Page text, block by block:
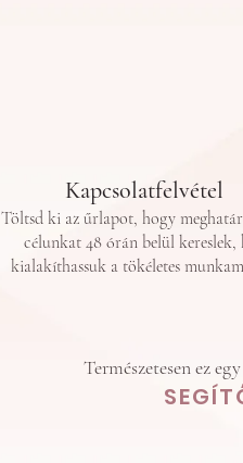
Kapcsolatfelvétel
Töltsd ki az űrlapot, hogy
célunkat 48 órán belül kereslek,
kialakíthassuk a tökéletes
Természetesen ez